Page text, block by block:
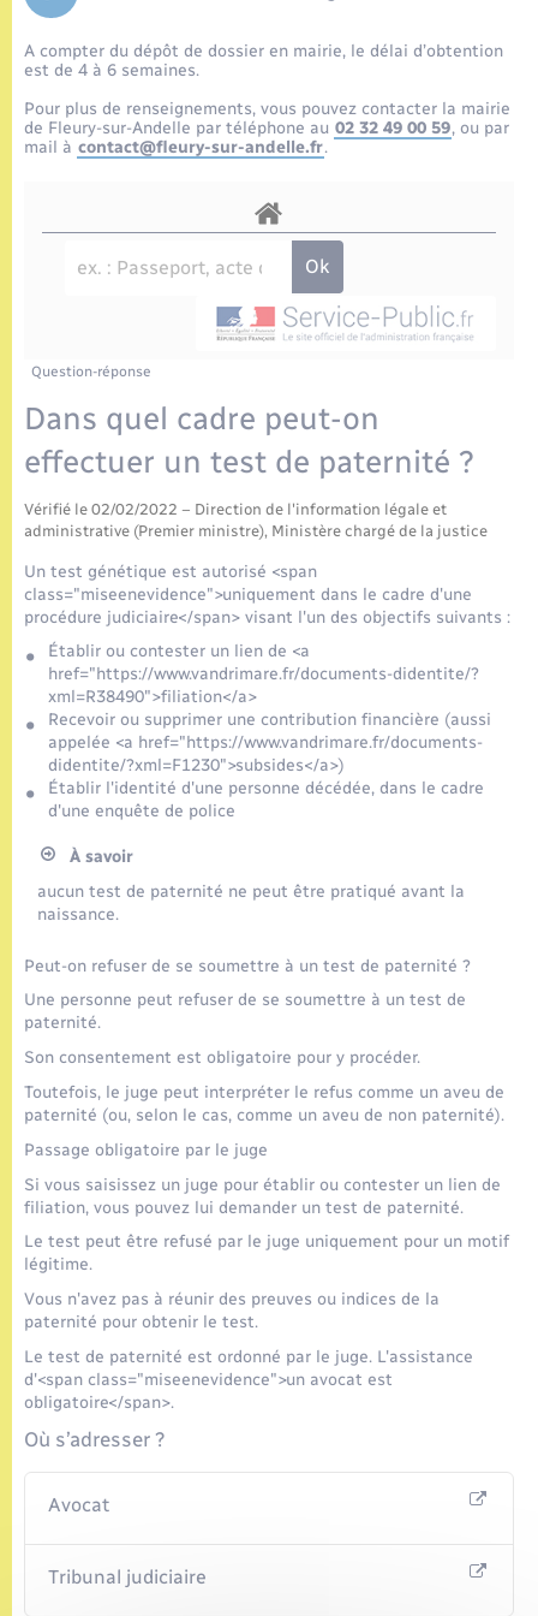
Etat-civil - Papiers - Citoyenneté
Etat civil
Mariage – PACS
Logement - Urbanisme
Nouvel habitant
Organisation d’événement
Sécurité - Prévention
Transports
Transports scolaires
Voirie et espace public
Travaux - Autorisation d’occupation de l’espace
public
Compétences
Plan interactif
La Communauté de communes
A compter du dépôt de dossier en mairie, le délai d’obtention
est de 4 à 6 semaines.
Pour plus de renseignements, vous pouvez contacter la mairie
de Fleury-sur-Andelle par téléphone au 02 32 49 00 59, ou par
mail à contact@fleury-sur-andelle.fr.
Question-réponse
Dans quel cadre peut-on
effectuer un test de paternité ?
Vérifié le 02/02/2022 – Direction de l'information légale et
administrative (Premier ministre), Ministère chargé de la justice
Un test génétique est autorisé <span
class="miseenevidence">uniquement dans le cadre d'une
procédure judiciaire</span> visant l'un des objectifs suivants :
Établir ou contester un lien de <a
href="https://www.vandrimare.fr/documents-didentite/?
xml=R38490">filiation</a>
Recevoir ou supprimer une contribution financière (aussi
appelée <a href="https://www.vandrimare.fr/documents-
didentite/?xml=F1230">subsides</a>)
Établir l'identité d'une personne décédée, dans le cadre
d'une enquête de police
À savoir
aucun test de paternité ne peut être pratiqué avant la
naissance.
Peut-on refuser de se soumettre à un test de paternité ?
Une personne peut refuser de se soumettre à un test de
paternité.
Son consentement est obligatoire pour y procéder.
Toutefois, le juge peut interpréter le refus comme un aveu de
paternité (ou, selon le cas, comme un aveu de non paternité).
Passage obligatoire par le juge
Si vous saisissez un juge pour établir ou contester un lien de
filiation, vous pouvez lui demander un test de paternité.
Le test peut être refusé par le juge uniquement pour un motif
légitime.
Vous n'avez pas à réunir des preuves ou indices de la
paternité pour obtenir le test.
Le test de paternité est ordonné par le juge. L'assistance
d'<span class="miseenevidence">un avocat est
obligatoire</span>.
Où s’adresser ?
Avocat
Tribunal judiciaire